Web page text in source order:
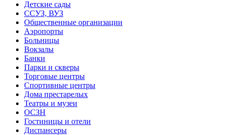
Детские сады
ССУЗ, ВУЗ
Общественные организации
Аэропорты
Больницы
Вокзалы
Банки
Парки и скверы
Торговые центры
Спортивные центры
Дома престарелых
Театры и музеи
ОСЗН
Гостиницы и отели
Диспансеры